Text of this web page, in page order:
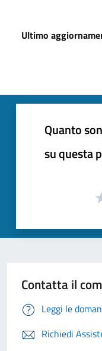
Ultimo
Quanto
su questa
Contatta il
Leggi le
Richiedi